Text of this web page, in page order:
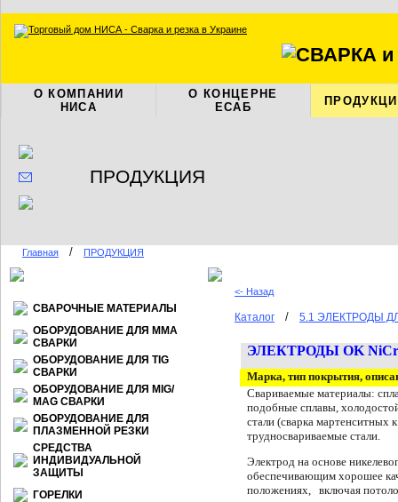
О КОМПАНИИ
НИСА
О КОНЦЕРНЕ
ЕСАБ
ПРОДУКЦИЯ
Главная / ПРОДУКЦИЯ
СВАРОЧНЫЕ МАТЕРИАЛЫ
ОБОРУДОВАНИЕ ДЛЯ ММА
СВАРКИ
ОБОРУДОВАНИЕ ДЛЯ TIG
СВАРКИ
ОБОРУДОВАНИЕ ДЛЯ МIG/
МАG СВАРКИ
ОБОРУДОВАНИЕ ДЛЯ
ПЛАЗМЕННОЙ РЕЗКИ
СРЕДСТВА
ИНДИВИДУАЛЬНОЙ
ЗАЩИТЫ
ГОРЕЛКИ
<- Назад
Каталог / 5.1 ЭЛЕКТРОДЫ
ЭЛЕКТРОДЫ OK
Марка, тип покрытия,
Свариваемые материалы:
подобные сплавы,
стали (сварка мартенситных
трудносвариваемые стали.
Электрод на основе
обеспе­чивающим хорошее
положениях,
включая